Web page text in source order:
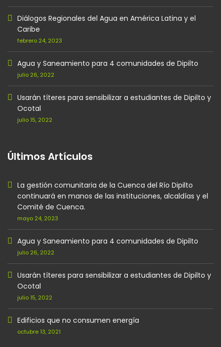
Diálogos Regionales del Agua en América Latina y el
Caribe
febrero 24, 2023
Agua y Saneamiento para 4 comunidades de Dipilto
julio 26, 2022
Usarán títeres para sensibilizar a estudiantes de Dipilto y
Ocotal
julio 15, 2022
Últimos Artículos
La gestión comunitaria de la Cuenca del Río Dipilto
continuará en manos de las instituciones, alcaldías y el
Comité de Cuenca.
mayo 24, 2023
Agua y Saneamiento para 4 comunidades de Dipilto
julio 26, 2022
Usarán títeres para sensibilizar a estudiantes de Dipilto y
Ocotal
julio 15, 2022
Edificios que no consumen energía
octubre 13, 2021